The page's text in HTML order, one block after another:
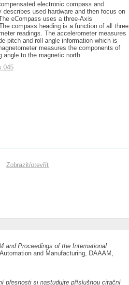
electronic compass and
used hardware and then focus on
eCompass uses a three-Axis
compass heading is a function of all three
readings. The accelerometer measures
pitch and roll angle information which is
measures the components of
angle to the magnetic north.
Zobrazit/otevřít
and Proceedings of the International
and Manufacturing, DAAAM,
přesnosti si nastudujte příslušnou citační